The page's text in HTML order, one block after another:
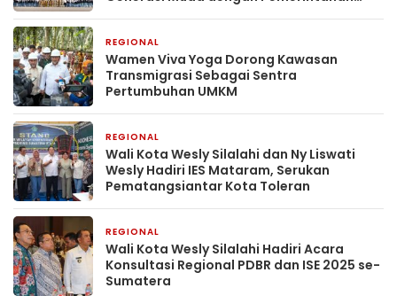
REGIONAL
Wamen Viva Yoga Dorong Kawasan
Transmigrasi Sebagai Sentra
Pertumbuhan UMKM
REGIONAL
Wali Kota Wesly Silalahi dan Ny Liswati
Wesly Hadiri IES Mataram, Serukan
Pematangsiantar Kota Toleran
REGIONAL
Wali Kota Wesly Silalahi Hadiri Acara
Konsultasi Regional PDBR dan ISE 2025 se-
Sumatera